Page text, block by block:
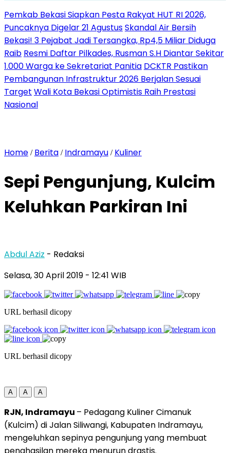
Pemkab Bekasi Siapkan Pesta Rakyat HUT RI 2026,
Puncaknya Digelar 21 AgustusSkandal Air Bersih
Bekasi! 3 Pejabat Jadi Tersangka, Rp4,5 Miliar Diduga
Raib Resmi Daftar Pilkades, Rusman S.H Diantar Sekitar
1.000 Warga ke Sekretariat Panitia DCKTR Pastikan
Pembangunan Infrastruktur 2026 Berjalan Sesuai
Target Wali Kota Bekasi Optimistis Raih Prestasi
Nasional
Home / Berita / Indramayu / Kuliner
Sepi Pengunjung, Kulcim
Keluhkan Parkiran Ini
Abdul Aziz - Redaksi
Selasa, 30 April 2019 - 12:41 WIB
URL berhasil dicopy
URL berhasil dicopy
A A A
RJN, Indramayu – Pedagang Kuliner Cimanuk
(Kulcim) di Jalan Siliwangi, Kabupaten Indramayu,
mengeluhkan sepinya pengunjung yang membuat
penghasilan mereka menurun drastis.